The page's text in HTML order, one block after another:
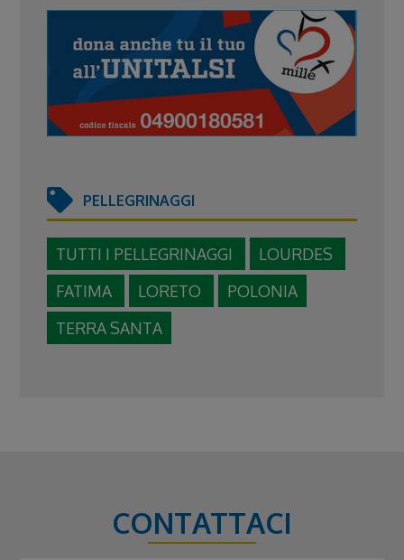
PELLEGRINAGGI
TUTTI I PELLEGRINAGGI
LOURDES
FATIMA
LORETO
POLONIA
TERRA SANTA
CONTATTACI